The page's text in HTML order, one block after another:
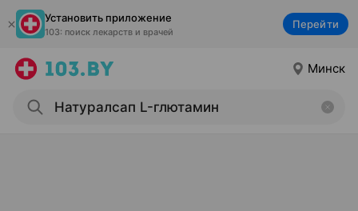
Установить приложение
103: поиск лекарств и врачей
Перейти
Минск